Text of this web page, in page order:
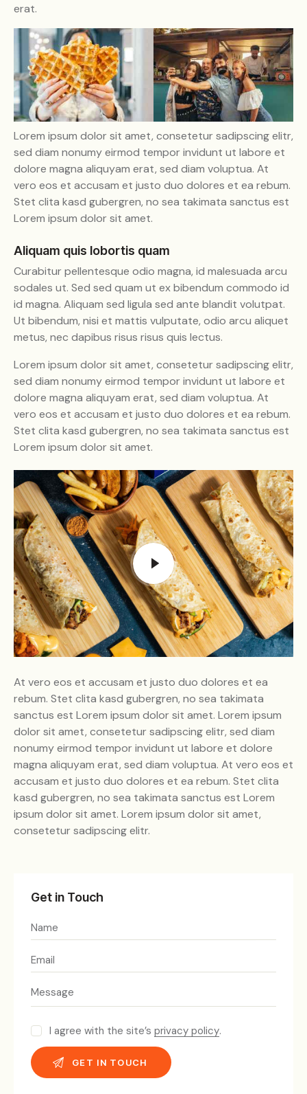
erat.
Lorem ipsum dolor sit amet, consetetur sadipscing elitr,
sed diam nonumy eirmod tempor invidunt ut labore et
dolore magna aliquyam erat, sed diam voluptua. At
vero eos et accusam et justo duo dolores et ea rebum.
Stet clita kasd gubergren, no sea takimata sanctus est
Lorem ipsum dolor sit amet.
Aliquam quis lobortis quam
Curabitur pellentesque odio magna, id malesuada arcu
sodales ut. Sed sed quam ut ex bibendum commodo id
id magna. Aliquam sed ligula sed ante blandit volutpat.
Ut bibendum, nisi et mattis vulputate, odio arcu aliquet
metus, nec dapibus risus risus quis lectus.
Lorem ipsum dolor sit amet, consetetur sadipscing elitr,
sed diam nonumy eirmod tempor invidunt ut labore et
dolore magna aliquyam erat, sed diam voluptua. At
vero eos et accusam et justo duo dolores et ea rebum.
Stet clita kasd gubergren, no sea takimata sanctus est
Lorem ipsum dolor sit amet.
At vero eos et accusam et justo duo dolores et ea
rebum. Stet clita kasd gubergren, no sea takimata
sanctus est Lorem ipsum dolor sit amet. Lorem ipsum
dolor sit amet, consetetur sadipscing elitr, sed diam
nonumy eirmod tempor invidunt ut labore et dolore
magna aliquyam erat, sed diam voluptua. At vero eos et
accusam et justo duo dolores et ea rebum. Stet clita
kasd gubergren, no sea takimata sanctus est Lorem
ipsum dolor sit amet. Lorem ipsum dolor sit amet,
consetetur sadipscing elitr.
Get in Touch
I agree with the site’s privacy policy.